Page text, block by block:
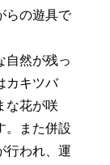
らの遊具で
自然が残っ
カキツバ
な花が咲
。また併設
行われ、運